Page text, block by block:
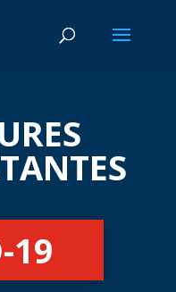
19